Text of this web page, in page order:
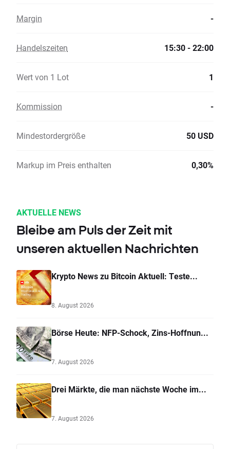
Margin -
Handelszeiten 15:30 - 22:00
Wert von 1 Lot 1
Kommission -
Mindestordergröße 50 USD
Markup im Preis enthalten 0,30%
AKTUELLE NEWS
Bleibe am Puls der Zeit mit
unseren aktuellen Nachrichten
Krypto News zu Bitcoin Aktuell: Teste...
8. August 2026
Börse Heute: NFP-Schock, Zins-Hoffnun...
7. August 2026
Drei Märkte, die man nächste Woche im...
7. August 2026